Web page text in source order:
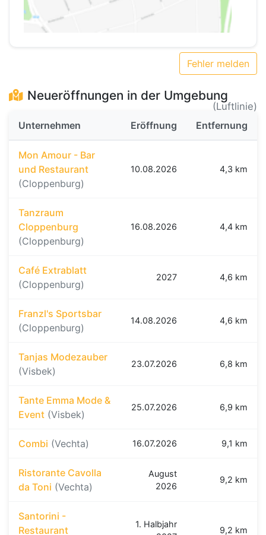
Fehler melden
Neueröffnungen in der Umgebung
(Luftlinie)
Unternehmen
Eröffnung Entfernung
Mon Amour - Bar
und Restaurant
(Cloppenburg)
10.08.2026 4,3 km
Tanzraum
Cloppenburg
(Cloppenburg)
16.08.2026 4,4 km
Café Extrablatt
(Cloppenburg)
2027 4,6 km
Franzl's Sportsbar
(Cloppenburg)
14.08.2026 4,6 km
Tanjas Modezauber
(Visbek)
23.07.2026 6,8 km
Tante Emma Mode &
Event (Visbek)
25.07.2026 6,9 km
Combi (Vechta) 16.07.2026 9,1 km
Ristorante Cavolla
da Toni (Vechta)
August
2026
9,2 km
Santorini -
Restaurant
1. Halbjahr
9,2 km